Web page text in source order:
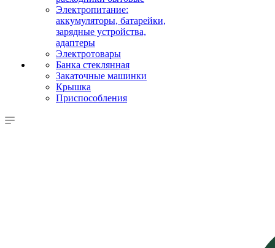
Электропитание:
аккумуляторы, батарейки,
зарядные устройства,
адаптеры
Электротовары
Банка стеклянная
Закаточные машинки
Крышка
Приспособления